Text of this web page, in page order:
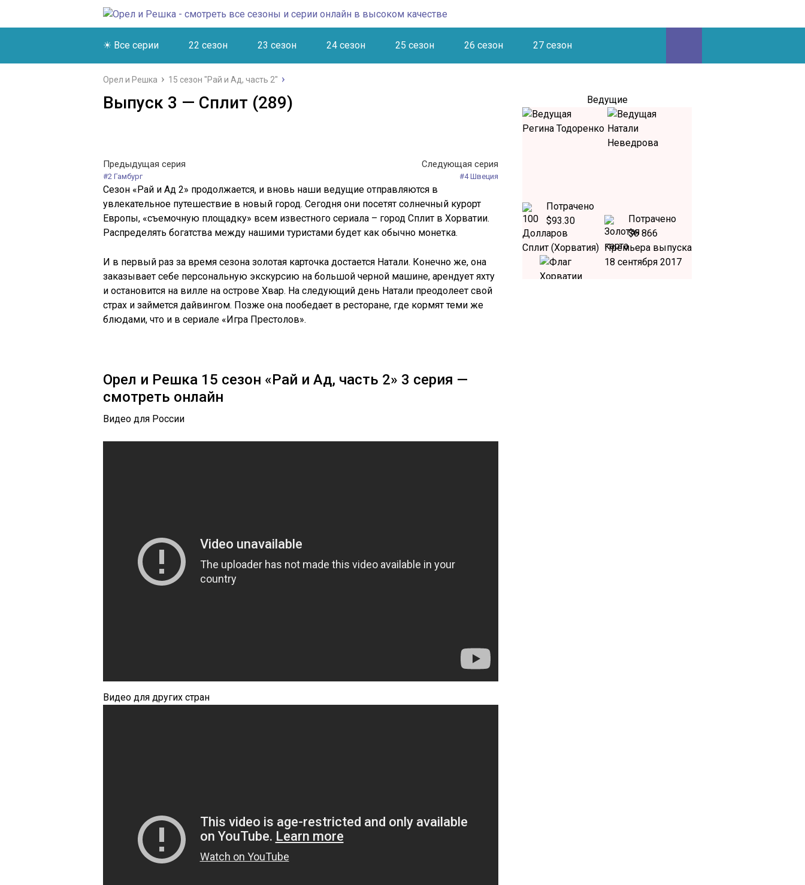
☀ Все серии 22 сезон 23 сезон 24 сезон 25 сезон 26 сезон 27 сезон
Орел и Решка 15 сезон "Рай и Ад, часть 2"
Выпуск 3 — Сплит (289)
Предыдущая серия
#2 Гамбург
Следующая серия
#4 Швеция
Сезон «Рай и Ад 2» продолжается, и вновь наши ведущие отправляются в
увлекательное путешествие в новый город. Сегодня они посетят солнечный курорт
Европы, «съемочную площадку» всем известного сериала – город Сплит в Хорватии.
Распределять богатства между нашими туристами будет как обычно монетка.
И в первый раз за время сезона золотая карточка достается Натали. Конечно же, она
заказывает себе персональную экскурсию на большой черной машине, арендует яхту
и остановится на вилле на острове Хвар. На следующий день Натали преодолеет свой
страх и займется дайвингом. Позже она пообедает в ресторане, где кормят теми же
блюдами, что и в сериале «Игра Престолов».
Орел и Решка 15 сезон «Рай и Ад, часть 2» 3 серия —
смотреть онлайн
Видео для России
Видео для других стран
Ведущие
Потрачено
$93.30
Потрачено
$6 866
Сплит (Хорватия) Премьера выпуска
18 сентября 2017